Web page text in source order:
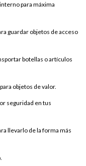
para máxima
guardar objetos de acceso
botellas o artículos
objetos de valor.
seguridad en tus
llevarlo de la forma más